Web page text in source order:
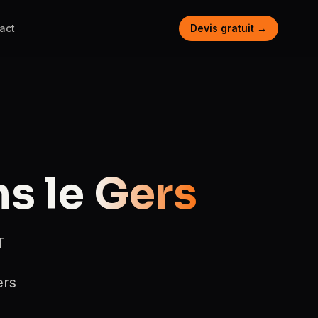
Devis gratuit →
le Gers